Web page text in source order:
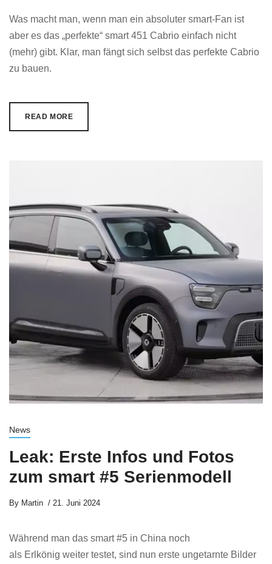
Was macht man, wenn man ein absoluter smart-Fan ist
aber es das „perfekte“ smart 451 Cabrio einfach nicht
(mehr) gibt. Klar, man fängt sich selbst das perfekte Cabrio
zu bauen.
READ MORE
News
Leak: Erste Infos und Fotos
zum smart #5 Serienmodell
By Martin 21. Juni 2024
Während man das smart #5 in China noch
als Erlkönig weiter testet, sind nun erste ungetarnte Bilder